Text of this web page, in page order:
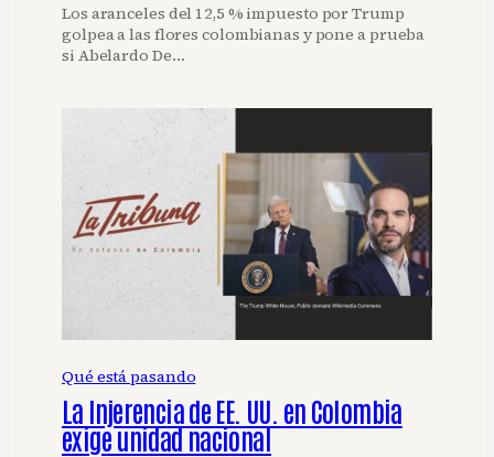
Los aranceles del 12,5 % impuesto por Trump
golpea a las flores colombianas y pone a prueba
si Abelardo De…
Qué está pasando
La Injerencia de EE. UU. en Colombia
exige unidad nacional